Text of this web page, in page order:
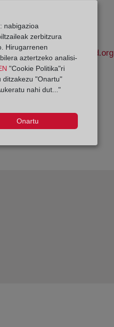
56 00 69
Registrador:
Vaqueiro Barges
nabigazioa
zerbitzura
Hirugarrenen
aztertzeko analisi-
"Cookie Politika"ri
ditzakezu "Onartu"
nahi dut..."
Onartu